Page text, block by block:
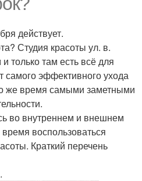
действует.
Студия красоты ул. в.
только там есть всё для
самого эффективного ухода
же время самыми заметными
во внутреннем и внешнем
воспользоваться
Краткий перечень